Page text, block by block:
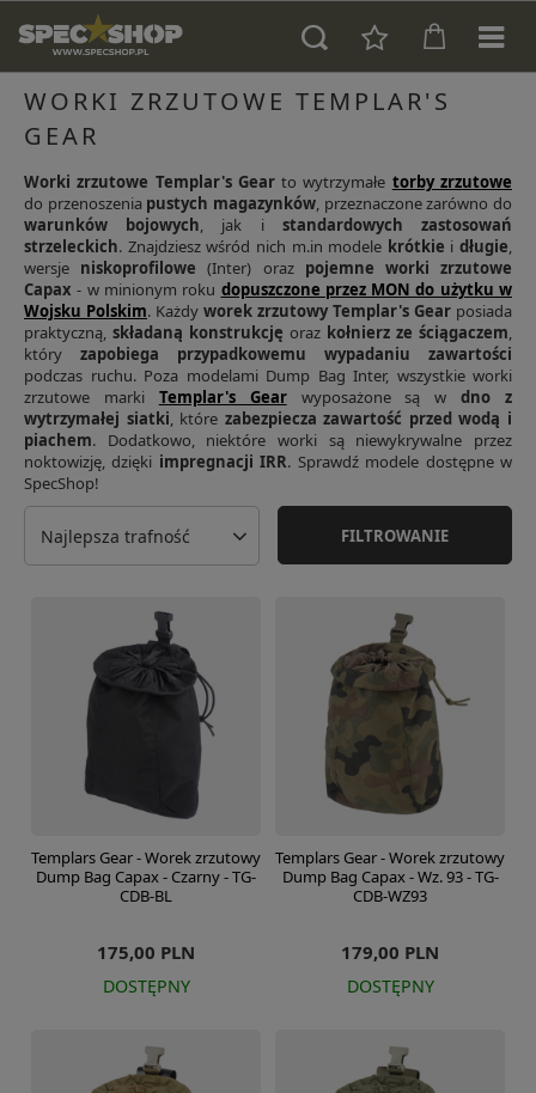
WORKI ZRZUTOWE TEMPLAR'S
GEAR
Worki zrzutowe Templar's Gearto wytrzymałe torby zrzutowe
do przenoszenia pustych magazynków, przeznaczone zarówno do
warunków bojowych, jak i standardowych zastosowań
strzeleckich. Znajdziesz wśród nich m.in modele krótkie i długie,
wersje niskoprofilowe (Inter) oraz pojemne worki zrzutowe
Capax - w minionym roku dopuszczone przez MON do użytku w
Wojsku Polskim. Każdy worek zrzutowy Templar's Gear posiada
praktyczną, składaną konstrukcję oraz kołnierz ze ściągaczem,
który zapobiega przypadkowemu wypadaniu zawartości
podczas ruchu. Poza modelami Dump Bag Inter, wszystkie worki
zrzutowe marki Templar's Gearwyposażone są wdno z
wytrzymałej siatki, które zabezpiecza zawartość przed wodą i
piachem. Dodatkowo, niektóre worki są niewykrywalne przez
noktowizję, dzięki impregnacji IRR. Sprawdź modele dostępne w
SpecShop!
Najlepsza trafność FILTROWANIE
Templars Gear - Worek zrzutowy
Dump Bag Capax - Czarny - TG-
CDB-BL
175,00 PLN
DOSTĘPNY
Templars Gear - Worek zrzutowy
Dump Bag Capax - Wz. 93 - TG-
CDB-WZ93
179,00 PLN
DOSTĘPNY